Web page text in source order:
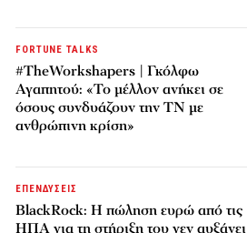
FORTUNE TALKS
#TheWorkshapers | Γκόλφω
Αγαπητού: «Το μέλλον ανήκει σε
όσους συνδυάζουν την ΤΝ με
ανθρώπινη κρίση»
ΕΠΕΝΔΥΣΕΙΣ
BlackRock: Η πώληση ευρώ από τις
ΗΠΑ για τη στήριξη του γεν αυξάνει